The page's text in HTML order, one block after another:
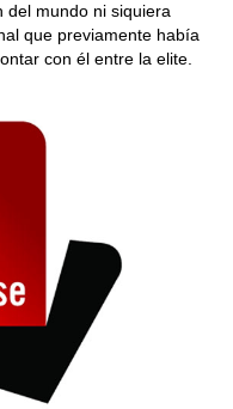
del mundo ni siquiera
que previamente había
con él entre la elite.